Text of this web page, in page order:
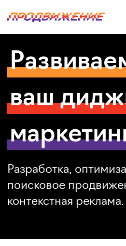
ваш
Разработка,
поисковое
контекстная реклама.